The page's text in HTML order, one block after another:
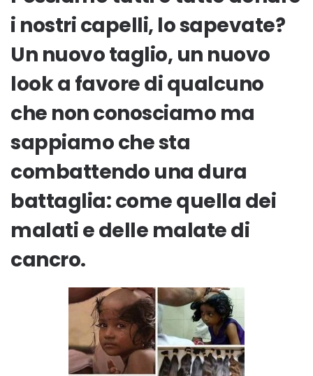
i nostri capelli, lo sapevate?
Un nuovo taglio, un nuovo
look a favore di qualcuno
che non conosciamo ma
sappiamo che sta
combattendo una dura
battaglia: come quella dei
malati e delle malate di
cancro.